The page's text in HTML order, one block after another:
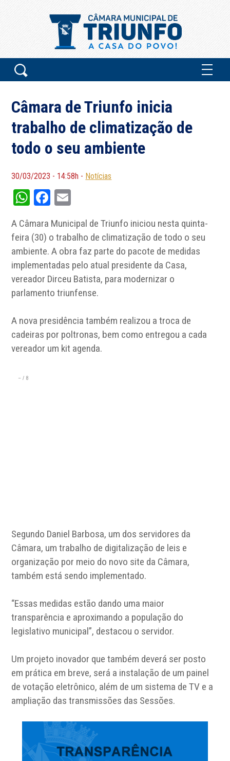
Câmara de Triunfo inicia
trabalho de climatização de
todo o seu ambiente
30/03/2023 - 14:58h - Notícias
WhatsApp
Facebook
A Câmara Municipal de Triunfo iniciou nesta quinta-
feira (30) o trabalho de climatização de todo o seu
ambiente. A obra faz parte do pacote de medidas
implementadas pelo atual presidente da Casa,
vereador Dirceu Batista, para modernizar o
parlamento triunfense.
A nova presidência também realizou a troca de
cadeiras por poltronas, bem como entregou a cada
vereador um kit agenda.
– / 8
Segundo Daniel Barbosa, um dos servidores da
Câmara, um trabalho de digitalização de leis e
organização por meio do novo site da Câmara,
também está sendo implementado.
“Essas medidas estão dando uma maior
transparência e aproximando a população do
legislativo municipal”, destacou o servidor.
Um projeto inovador que também deverá ser posto
em prática em breve, será a instalação de um painel
de votação eletrônico, além de um sistema de TV e a
ampliação das transmissões das Sessões.